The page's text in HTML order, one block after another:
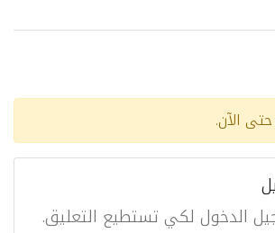
الآن.
الدخول لكي تستطيع التعليق.